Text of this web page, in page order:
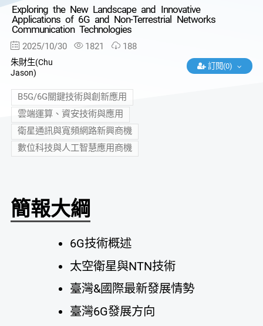
Exploring the New Landscape and Innovative
Applications of 6G and Non-Terrestrial Networks
Communication Technologies
2025/10/30 1821 188
朱財生(Chu
Jason)
訂閱(0)
B5G/6G關鍵技術與創新應用
雲端運算、資安技術與應用
衛星通訊與寬頻網路新興商機
數位科技與人工智慧應用商機
簡報大綱
6G技術概述
太空衛星與NTN技術
臺灣&國際最新發展情勢
臺灣6G發展方向